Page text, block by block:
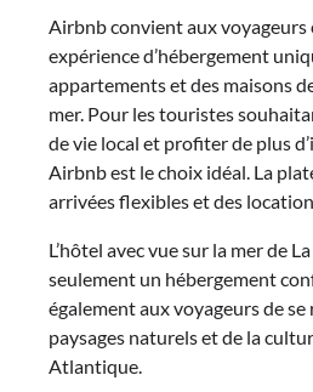
Airbnb convient aux voyageurs
expérience d’hébergement
appartements et des maisons
mer. Pour les touristes
de vie local et profiter de plus
Airbnb est le choix idéal. La
arrivées flexibles et des
L’hôtel avec vue sur la mer de
seulement un hébergement
également aux voyageurs de
paysages naturels et de la
Atlantique.